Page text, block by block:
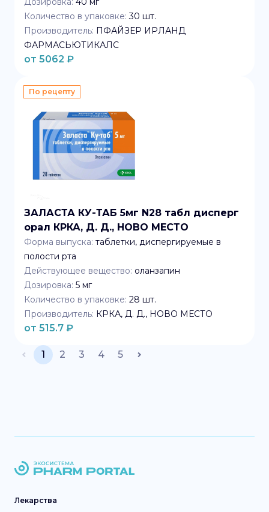
Количество в упаковке: 30 шт.
Производитель: ПФАЙЗЕР ИРЛАНД
ФАРМАСЬЮТИКАЛС
от 5062 ₽
По рецепту
ЗАЛАСТА КУ-ТАБ 5мг N28 табл дисперг
орал КРКА, Д. Д., НОВО МЕСТО
Форма выпуска: таблетки, диспергируемые в
полости рта
Действующее вещество: оланзапин
Дозировка: 5 мг
Количество в упаковке: 28 шт.
Производитель: КРКА, Д. Д., НОВО МЕСТО
от 515.7 ₽
1 2 3 4 5
Лекарства